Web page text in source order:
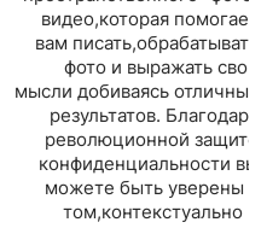
видео,которая помогает
вам писать,обрабатывать
фото и выражать свои
мысли добиваясь отличных
результатов. Благодаря
революционной защите
конфиденциальности вы
можете быть уверены в
том,контекстуально и